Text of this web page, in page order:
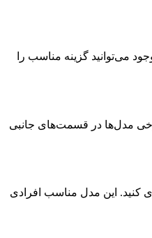
می‌توانید گزینه مناسب را
مدل‌ها در قسمت‌های جانبی
کنید. این مدل مناسب افرادی